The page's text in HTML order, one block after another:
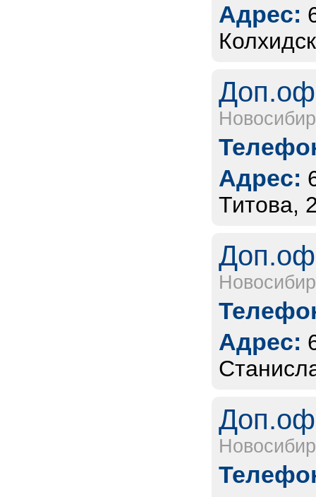
Адрес:
Адрес:
Титова,
Адрес: